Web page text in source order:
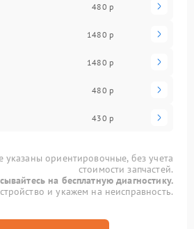
480 р
1480 р
1480 р
480 р
430 р
указаны ориентировочные, без учета
стоимости запчастей.
на бесплатную диагностику.
и укажем на неисправность.